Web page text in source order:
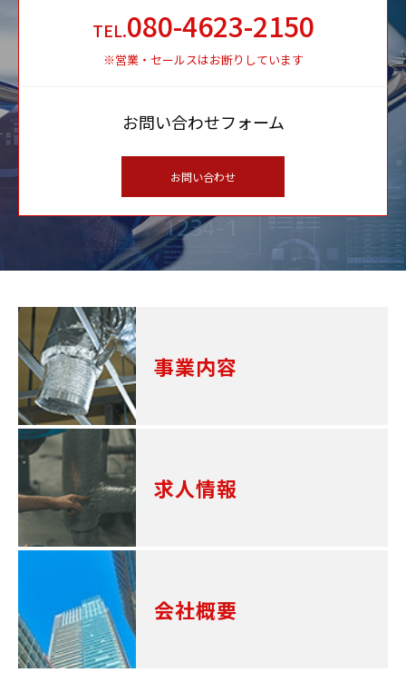
TEL.080-4623-2150
※営業・セールスはお断りしています
お問い合わせフォーム
お問い合わせ
事業内容
求人情報
会社概要